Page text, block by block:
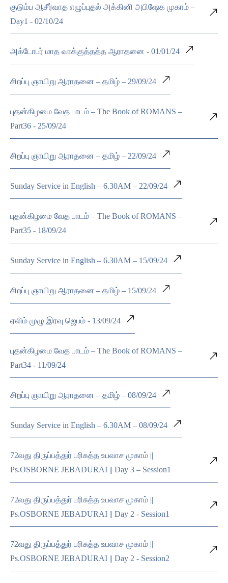
குடும்ப ஆசீர்வாத எழுப்புதல் அக்கினி அபிஷேக முகாம் –
Day1 - 02/10/24
அக்டோபர் மாத வாக்குத்தத்த ஆராதனை - 01/01/24
சிறப்பு ஞாயிறு ஆராதனை – தமிழ் – 29/09/24
புதன்கிழமை வேத பாடம் – The Book of ROMANS –
Part36 - 25/09/24
சிறப்பு ஞாயிறு ஆராதனை – தமிழ் – 22/09/24
Sunday Service in English – 6.30AM – 22/09/24
புதன்கிழமை வேத பாடம் – The Book of ROMANS –
Part35 - 18/09/24
Sunday Service in English – 6.30AM – 15/09/24
சிறப்பு ஞாயிறு ஆராதனை – தமிழ் – 15/09/24
ஏலிம் முழு இரவு ஜெபம் - 13/09/24
புதன்கிழமை வேத பாடம் – The Book of ROMANS –
Part34 - 11/09/24
சிறப்பு ஞாயிறு ஆராதனை – தமிழ் – 08/09/24
Sunday Service in English – 6.30AM – 08/09/24
72வது திருப்பத்துர் பரிசுத்த உபவாச முகாம் ||
Ps.OSBORNE JEBADURAI || Day 3 – Session1
72வது திருப்பத்துர் பரிசுத்த உபவாச முகாம் ||
Ps.OSBORNE JEBADURAI || Day 2 - Session1
72வது திருப்பத்துர் பரிசுத்த உபவாச முகாம் ||
Ps.OSBORNE JEBADURAI || Day 2 - Session2